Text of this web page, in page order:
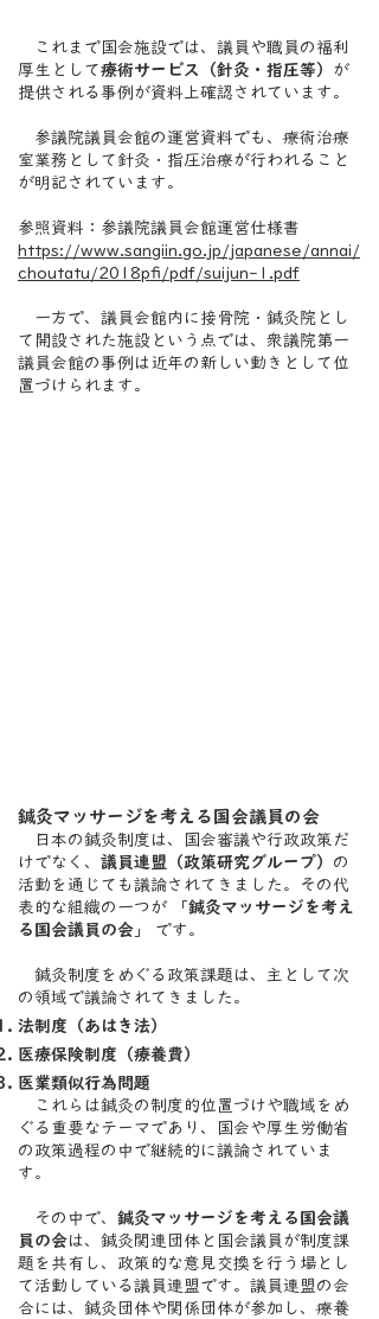
これまで国会施設では、議員や職員の福利
厚生として療術サービス（針灸・指圧等） が
提供される事例が資料上確認されています。
参議院議員会館の運営資料でも、療術治療
室業務として針灸・指圧治療が行われること
が明記されています。
参照資料：参議院議員会館運営仕様書
https://www.sangiin.go.jp/japanese/annai/
choutatu/2018pfi/pdf/suijun-1.pdf
一方で、議員会館内に接骨院・鍼灸院とし
て開設された施設という点では、衆議院第一
議員会館の事例は近年の新しい動きとして位
置づけられます。
鍼灸マッサージを考える国会議員の会
日本の鍼灸制度は、国会審議や行政政策だ
けでなく、 議員連盟（政策研究グループ） の
活動を通じても議論されてきました。その代
表的な組織の一つが 「 鍼灸マッサージを考え
る国会議員の会 」 です。
鍼灸制度をめぐる政策課題は、主として次
の領域で議論されてきました。
法制度（あはき法）
医療保険制度（療養費）
医業類似行為問題
これらは鍼灸の制度的位置づけや職域をめ
ぐる重要なテーマであり、国会や厚生労働省
の政策過程の中で継続的に議論されていま
す。
その中で、 鍼灸マッサージを考える国会議
員の会は、鍼灸関連団体と国会議員が制度課
題を共有し、政策的な意見交換を行う場とし
て活動している議員連盟です。議員連盟の会
合には、鍼灸団体や関係団体が参加し、療養